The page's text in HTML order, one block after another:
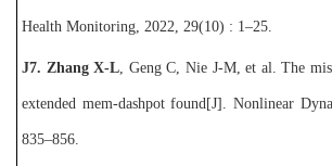
Health Monitoring, 2022, 29(10) : 1–25.
J7. Zhang X-L, Geng C, Nie J-M, et al. The
extended mem-dashpotfound[J]. Nonlinear
835–856.